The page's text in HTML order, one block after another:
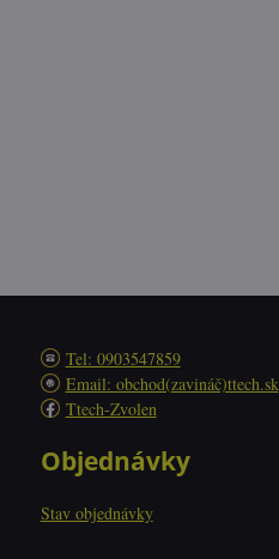
Tel: 0903547859
Email: obchod(zavináč)ttech.sk
Ttech-Zvolen
Objednávky
Stav objednávky